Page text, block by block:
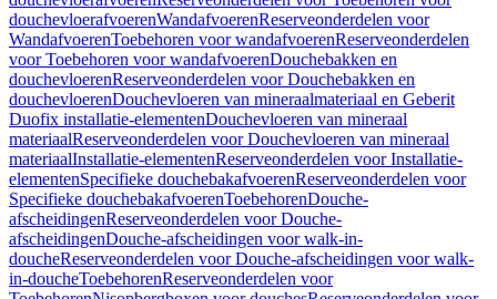
douchevloerafvoerenWandafvoerenReserveonderdelen voor
WandafvoerenToebehoren voor wandafvoerenReserveonderdelen
voor Toebehoren voor wandafvoerenDouchebakken en
douchevloerenReserveonderdelen voor Douchebakken en
douchevloerenDouchevloeren van mineraalmateriaal en Geberit
Duofix installatie-elementenDouchevloeren van mineraal
materiaalReserveonderdelen voor Douchevloeren van mineraal
materiaalInstallatie-elementenReserveonderdelen voor Installatie-
elementenSpecifieke douchebakafvoerenReserveonderdelen voor
Specifieke douchebakafvoerenToebehorenDouche-
afscheidingenReserveonderdelen voor Douche-
afscheidingenDouche-afscheidingen voor walk-in-
doucheReserveonderdelen voor Douche-afscheidingen voor walk-
in-doucheToebehorenReserveonderdelen voor